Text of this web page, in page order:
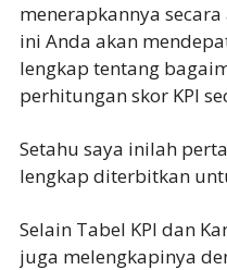
menerapkannya
ini Anda akan
lengkap tentang
perhitungan skor KPI
Setahu saya inilah
lengkap diterbitkan
Selain Tabel KPI dan
juga melengkapinya